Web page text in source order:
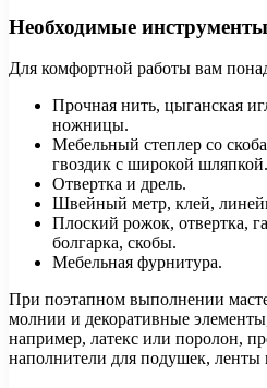
Необходимые
Для комфортной работы вам
Прочная нить, цыганская
ножницы.
Мебельный степлер со
гвоздик с широкой шляпкой.
Отвертка и дрель.
Швейный метр, клей,
Плоский рожок, отвертка,
болгарка, скобы.
Мебельная фурнитура.
При поэтапном выполнении
молнии и декоративные
например, латекс или поролон,
наполнители для подушек,